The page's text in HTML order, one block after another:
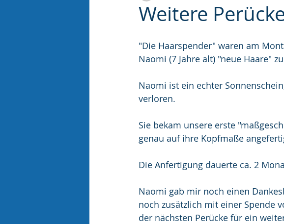
Weitere
"Die Haarspender" waren am
Naomi (7 Jahre alt) "neue Haare"
Naomi ist ein echter
verloren.
Sie bekam unsere erste
genau auf ihre Kopfmaße
Die Anfertigung dauerte ca. 2
Naomi gab mir noch einen
noch zusätzlich mit einer Spende
der nächsten Perücke für ein